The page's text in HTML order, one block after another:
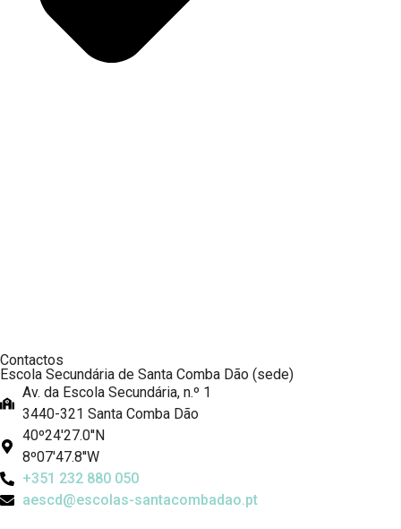
Contactos
Escola Secundária de Santa Comba Dão (sede)
Av. da Escola Secundária, n.º 1
3440-321 Santa Comba Dão
40º24'27.0''N
8º07'47.8''W
+351 232 880 050
aescd@escolas-santacombadao.pt